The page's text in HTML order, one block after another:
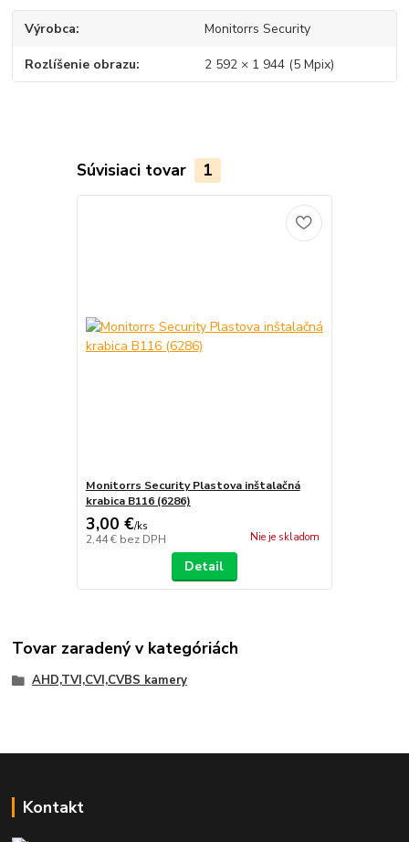
Výrobca Monitorrs Security
Rozlíšenie obrazu 2 592 × 1 944 (5 Mpix)
Súvisiaci tovar 1
Monitorrs Security Plastova inštalačná
krabica B116 (6286)
3,00 €/ks
2,44 € bez DPH Nie je skladom
Detail
Tovar zaradený v kategóriách
AHD,TVI,CVI,CVBS kamery
Kontakt